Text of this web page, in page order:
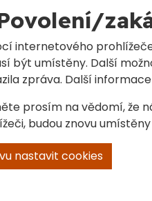
internetového
být umístěny. Další
zpráva. Další
prosím na vědomí, že
budou znovu
nastavit cookies